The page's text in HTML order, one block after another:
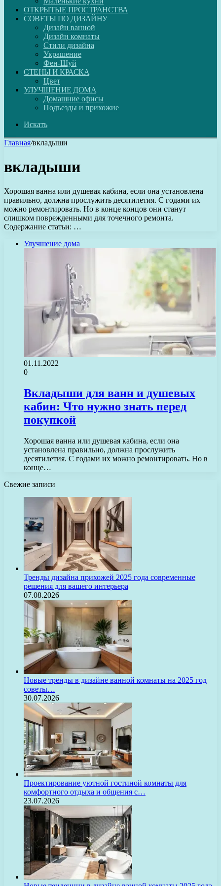
ОТКРЫТЫЕ ПРОСТРАНСТВА
СОВЕТЫ ПО ДИЗАЙНУ
Дизайн ванной
Дизайн комнаты
Стили дизайна
Украшение
Фен-Шуй
СТЕНЫ И КРАСКА
Цвет
УЛУЧШЕНИЕ ДОМА
Домашние офисы
Подъезды и прихожие
Искать
Главная/вкладыши
вкладыши
Хорошая ванна или душевая кабина, если она установлена
правильно, должна прослужить десятилетия. С годами их
можно ремонтировать. Но в конце концов они станут
слишком поврежденными для точечного ремонта.
Содержание статьи: …
Улучшение дома
01.11.2022
0
Вкладыши для ванн и душевых
кабин: Что нужно знать перед
покупкой
Хорошая ванна или душевая кабина, если она
установлена правильно, должна прослужить
десятилетия. С годами их можно ремонтировать. Но в
конце…
Свежие записи
Тренды дизайна прихожей 2025 года современные
решения для вашего интерьера
07.08.2026
Новые тренды в дизайне ванной комнаты на 2025 год
советы…
30.07.2026
Проектирование уютной гостиной комнаты для
комфортного отдыха и общения с…
23.07.2026